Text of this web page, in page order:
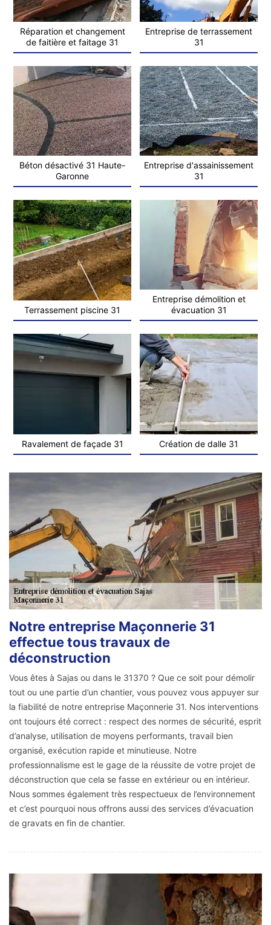
Réparation et changement
de faitière et faitage 31
Entreprise de terrassement
31
Béton désactivé 31 Haute-
Garonne
Entreprise d'assainissement
31
Terrassement piscine 31
Entreprise démolition et
évacuation 31
Ravalement de façade 31 Création de dalle 31
Notre entreprise Maçonnerie 31
effectue tous travaux de
déconstruction
Vous êtes à Sajas ou dans le 31370 ? Que ce soit pour démolir
tout ou une partie d’un chantier, vous pouvez vous appuyer sur
la fiabilité de notre entreprise Maçonnerie 31. Nos interventions
ont toujours été correct : respect des normes de sécurité, esprit
d’analyse, utilisation de moyens performants, travail bien
organisé, exécution rapide et minutieuse. Notre
professionnalisme est le gage de la réussite de votre projet de
déconstruction que cela se fasse en extérieur ou en intérieur.
Nous sommes également très respectueux de l’environnement
et c’est pourquoi nous offrons aussi des services d’évacuation
de gravats en fin de chantier.